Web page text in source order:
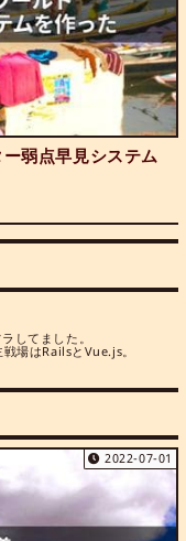
弱点早見システム
してました。
場はRailsとVue.js。
2022-07-01